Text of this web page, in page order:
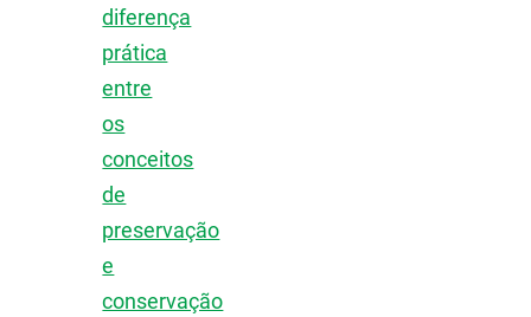
diferença
prática
entre
os
conceitos
de
preservação
e
conservação